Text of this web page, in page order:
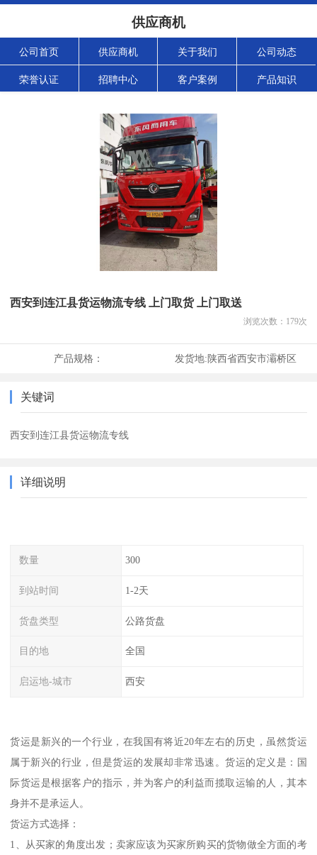
供应商机
公司首页 供应商机 关于我们 公司动态
荣誉认证 招聘中心 客户案例 产品知识
西安到连江县货运物流专线 上门取货 上门取送
浏览次数： 179次
产品规格： 发货地:陕西省西安市灞桥区
关键词
西安到连江县货运物流专线
详细说明
数量 300
到站时间 1-2天
货盘类型 公路货盘
目的地 全国
启运地-城市 西安
货运是新兴的一个行业，在我国有将近20年左右的历史，虽然货运
属于新兴的行业，但是货运的发展却非常迅速。货运的定义是：国
际货运是根据客户的指示，并为客户的利益而揽取运输的人，其本
身并不是承运人。
货运方式选择：
1、从买家的角度出发；卖家应该为买家所购买的货物做全方面的考